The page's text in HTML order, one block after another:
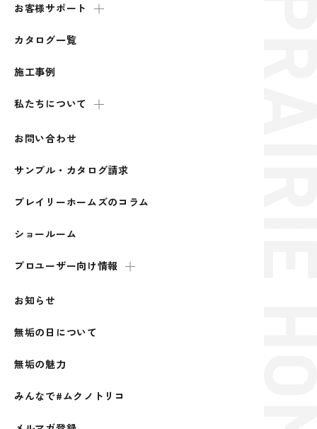
お客様サポート
カタログ一覧
施工事例
私たちについて
お問い合わせ
サンプル・カタログ請求
プレイリーホームズのコラム
ショールーム
プロユーザー向け情報
お知らせ
無垢の日について
無垢の魅力
みんなで#ムクノトリコ